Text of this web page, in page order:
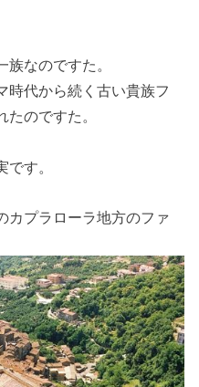
なのですた。
時代から続く古い貴族フ
たのですた。
す。
プラローラ地方のファ